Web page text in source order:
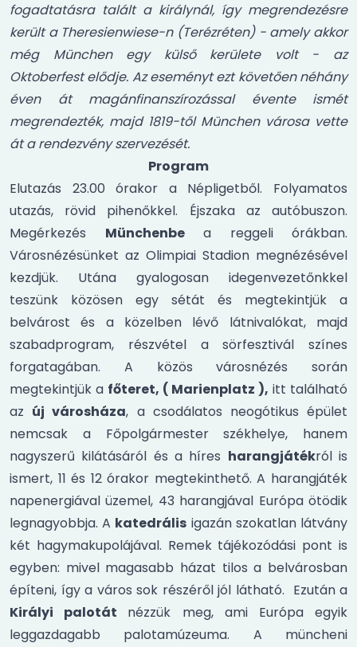
fogadtatásra talált a királynál, így megrendezésre
került a Theresienwiese-n (Terézréten) - amely akkor
még München egy külső kerülete volt - az
Oktoberfest elődje. Az eseményt ezt követően néhány
éven át magánfinanszírozással évente ismét
megrendezték, majd 1819-től München városa vette
át a rendezvény szervezését.
Program
Elutazás 23.00 órakor a Népligetből. Folyamatos
utazás, rövid pihenőkkel. Éjszaka az autóbuszon.
Megérkezés Münchenbea reggeli órákban.
Városnézésünket az Olimpiai Stadion megnézésével
kezdjük. Utána gyalogosan idegenvezetőnkkel
teszünk közösen egy sétát és megtekintjük a
belvárost és a közelben lévő látnivalókat, majd
szabadprogram, részvétel a sörfesztivál színes
forgatagában. A közös városnézés során
megtekintjük a főteret, ( Marienplatz ), itt található
az új városháza, a csodálatos neogótikus épület
nemcsak a Főpolgármester székhelye, hanem
nagyszerű kilátásáról és a híres harangjátékról is
ismert, 11 és 12 órakor megtekinthető. A harangjáték
napenergiával üzemel, 43 harangjával Európa ötödik
legnagyobbja. A katedrális igazán szokatlan látvány
két hagymakupolájával. Remek tájékozódási pont is
egyben: mivel magasabb házat tilos a belvárosban
építeni, így a város sok részéről jól látható. Ezután a
Királyi palotát nézzük meg, ami Európa egyik
leggazdagabb palotamúzeuma. A müncheni